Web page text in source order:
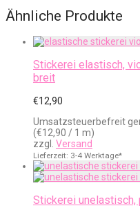
Ähnliche Produkte
Stickerei elastisch,
breit
€12,90
Umsatzsteuerbefreit
(€12,90 / 1 m)
zzgl. Versand
Lieferzeit: 3-4 Werktage*
Stickerei